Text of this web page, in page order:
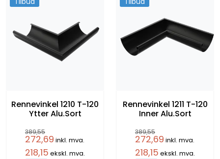
Rennevinkel 1210 T-120
Ytter Alu.Sort
389,55
272,69 inkl. mva.
218,15 ekskl. mva.
Rennevinkel 1211 T-120
Inner Alu.Sort
389,55
272,69 inkl. mva.
218,15 ekskl. mva.